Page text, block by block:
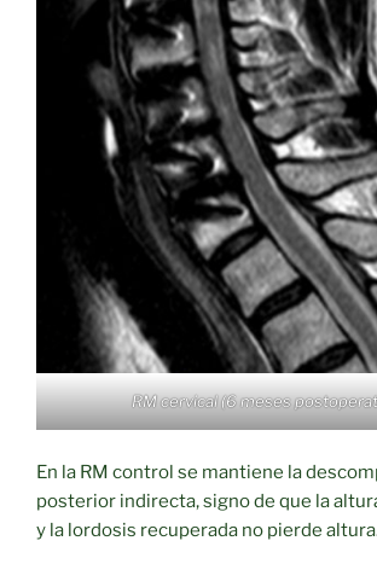
RM cervical (6 meses
En la RM control se mantiene la
posterior indirecta, signo de que la
y la lordosis recuperada no pierde